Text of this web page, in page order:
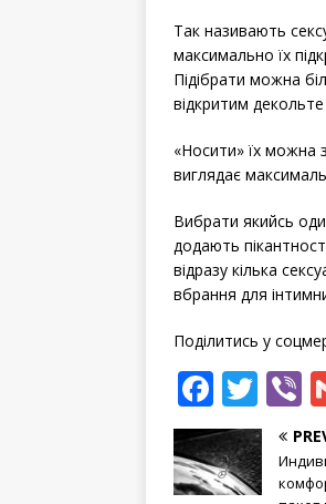
Так називають
максимально їх
Підібрати можна
відкритим
«Носити» їх можна
виглядає
Вибрати якийсь
додають
відразу кілька
вбрання для
Поділитись у
F
a
c
T
w
it
b
e